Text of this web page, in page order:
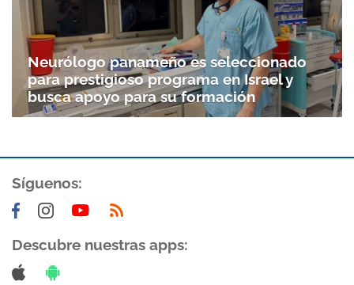
Neurólogo panameño es seleccionado
para prestigioso programa en Israel y
busca apoyo para su formación
Síguenos:
Descubre nuestras apps: